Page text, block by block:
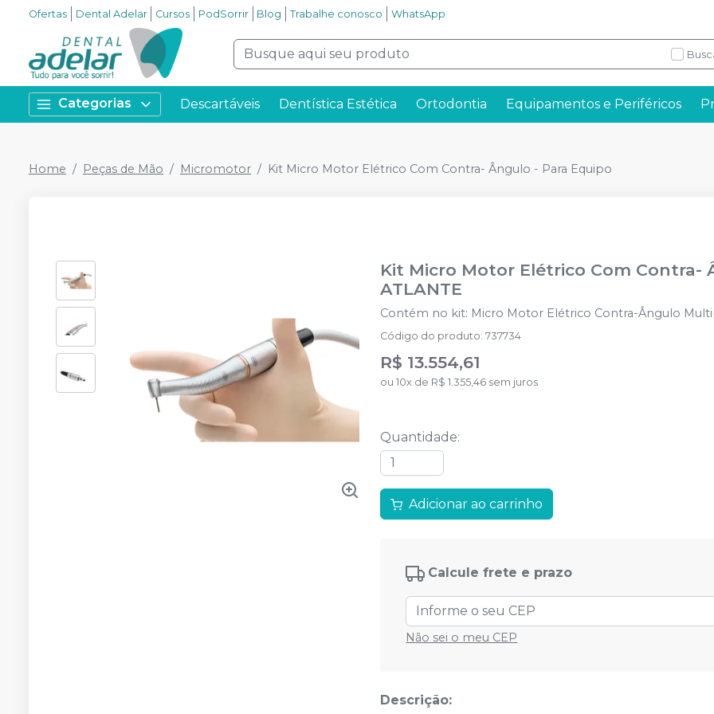
Ofertas Dental Adelar Cursos PodSorrir Blog Trabalhe conosco WhatsApp
Categorias Descartáveis Dentística Estética Ortodontia Equipamentos e Periféricos
Home Peças de Mão Micromotor Kit Micro Motor Elétrico Com Contra- Ângulo - Para Equipo
Kit Micro Motor Elétrico Com Contra-
ATLANTE
Contém no kit: Micro Motor Elétrico Contra-Ângulo
Código do produto:737734
R$ 13.554,61
ou 10x de R$ 1.355,46 sem juros
Quantidade:
Adicionar ao carrinho
Calcule frete e prazo
Não sei o meu CEP
Descrição: